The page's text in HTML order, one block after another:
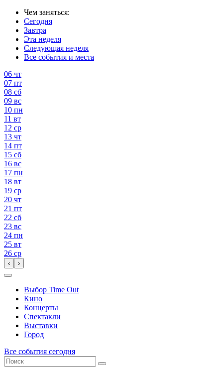
Чем заняться:
Сегодня
Завтра
Эта неделя
Следующая неделя
Все события и места
06 чт
07 пт
08 сб
09 вс
10 пн
11 вт
12 ср
13 чт
14 пт
15 сб
16 вс
17 пн
18 вт
19 ср
20 чт
21 пт
22 сб
23 вс
24 пн
25 вт
26 ср
‹ ›
Выбор Time Out
Кино
Концерты
Спектакли
Выставки
Город
Все события сегодня